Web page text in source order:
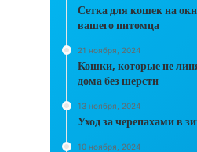
Сетка для кошек на
вашего питомца
21 ноября, 2024
Кошки, которые не
дома без шерсти
13 ноября, 2024
Уход за черепахами в
10 ноября, 2024